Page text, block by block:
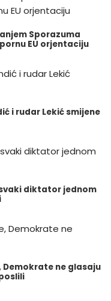
Sporazuma
EU orjentaciju
i rudar Lekić smijene
diktator jednom
Demokrate ne glasaju